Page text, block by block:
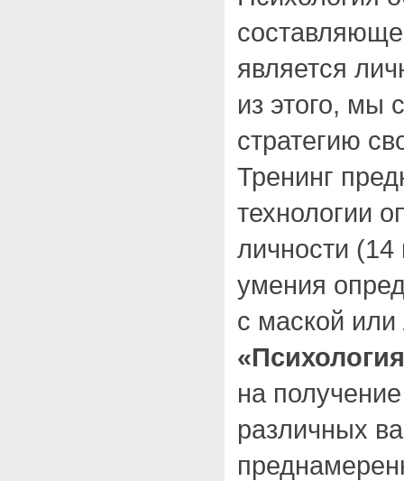
является
из этого, мы
стратегию
Тренинг
технологии
личности (14
умения
с маской
на
различных